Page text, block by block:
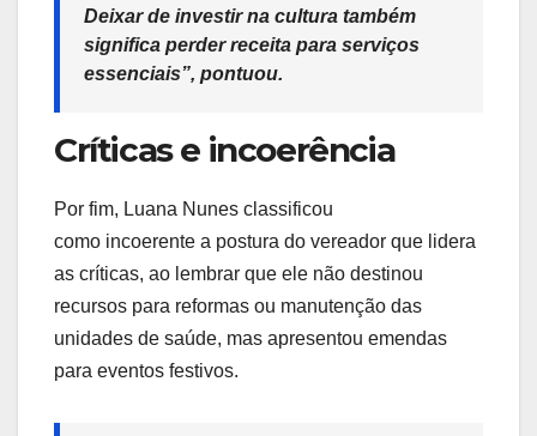
Deixar de investir na cultura também
significa perder receita para serviços
essenciais”, pontuou.
Críticas e incoerência
Por fim, Luana Nunes classificou
como incoerente a postura do vereador que lidera
as críticas, ao lembrar que ele não destinou
recursos para reformas ou manutenção das
unidades de saúde, mas apresentou emendas
para eventos festivos.